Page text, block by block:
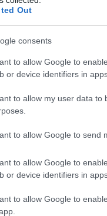
Out
consents
to allow Google to
or device identifiers in
to allow my user data to
to allow Google to send
to allow Google to
or device identifiers in
to allow Google to
Béke
BY:BARANYI
követően
külpolitikai
háború